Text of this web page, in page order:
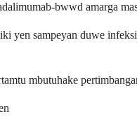
bwwd amarga
yen sampeyan duwe
mbutuhake